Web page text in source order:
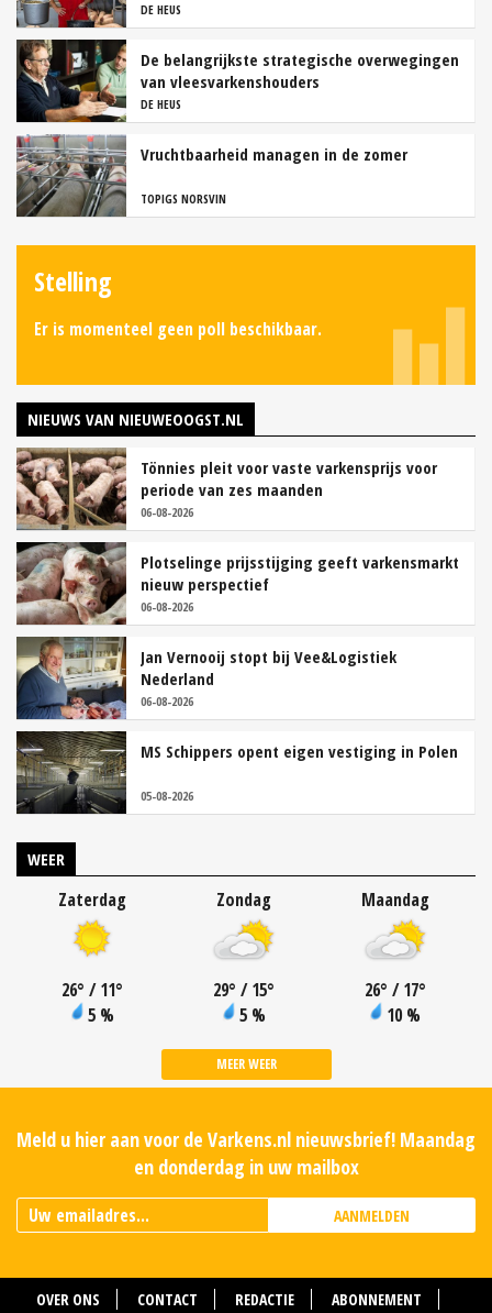
DE HEUS
De belangrijkste strategische overwegingen
van vleesvarkenshouders
DE HEUS
Vruchtbaarheid managen in de zomer
TOPIGS NORSVIN
Stelling
Er is momenteel geen poll beschikbaar.
NIEUWS VAN NIEUWEOOGST.NL
Tönnies pleit voor vaste varkensprijs voor
periode van zes maanden
06-08-2026
Plotselinge prijsstijging geeft varkensmarkt
nieuw perspectief
06-08-2026
Jan Vernooij stopt bij Vee&Logistiek
Nederland
06-08-2026
MS Schippers opent eigen vestiging in Polen
05-08-2026
WEER
Zaterdag
26° / 11°
5 %
Zondag
29° / 15°
5 %
Maandag
26° / 17°
10 %
MEER WEER
Meld u hier aan voor de Varkens.nl nieuwsbrief! Maandag
en donderdag in uw mailbox
AANMELDEN
OVER ONS CONTACT REDACTIE ABONNEMENT